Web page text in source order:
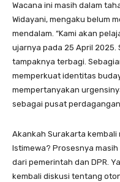
Wacana ini masih dalam
Widayani, mengaku belum
mendalam. “Kami akan
ujarnya pada 25 April 2025.
tampaknya terbagi.
memperkuat identitas
mempertanyakan
sebagai pusat
Akankah Surakarta
Istimewa? Prosesnya
dari pemerintah dan DPR.
kembali diskusi tentang